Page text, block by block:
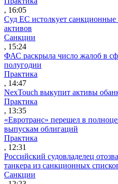
, 16:05
Суд ЕС истолкует
активов
Санкции
, 15:24
ФАС раскрыла число жалоб в
полугодии
Практика
, 14:47
NexTouch выкупит активы
Практика
, 13:35
«Евротранс» перешел в
выпускам облигаций
Практика
, 12:31
Российский судовладелец
танкера из санкционных
Санкции